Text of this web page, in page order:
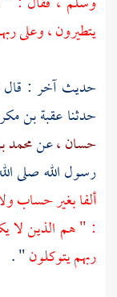
يتطيرون ، وعلى
حديث آخر : قال
حدثناعقبة بن
حسان ،عنمحمد
رسول الله صلى
ألفا بغير حساب
: " هم الذين لا
ربهم يتوكلون" .